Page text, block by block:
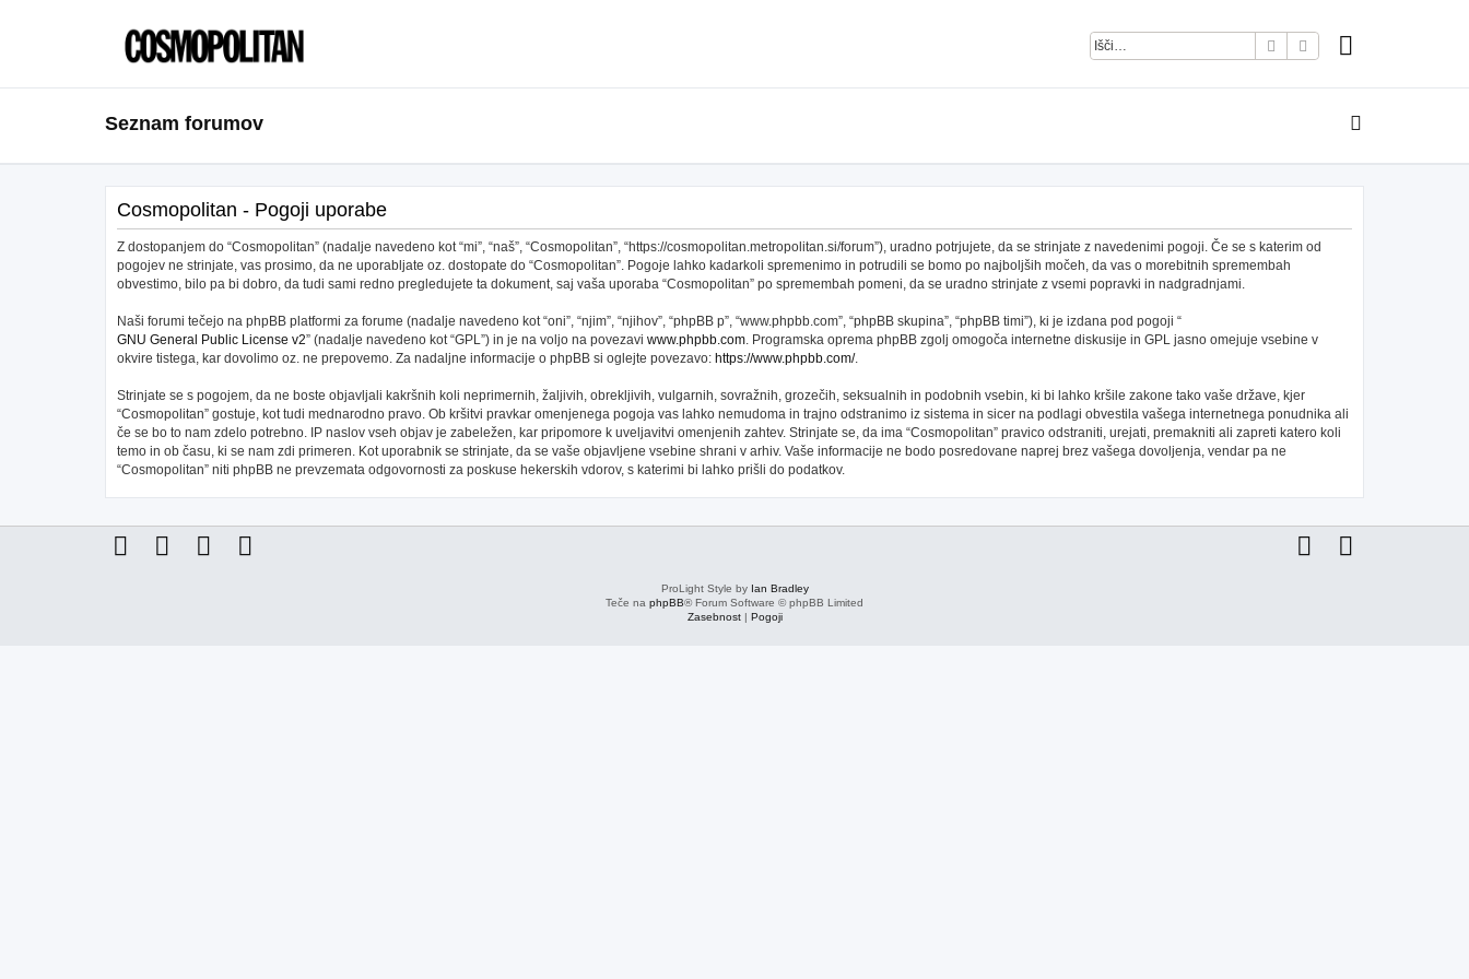
IskanjeNapredno iskanje
Seznam forumov
Cosmopolitan - Pogoji uporabe
Z dostopanjem do “Cosmopolitan” (nadalje navedeno kot “mi”, “naš”, “Cosmopolitan”, “https://cosmopolitan.metropolitan.si/forum”), uradno potrjujete, da se strinjate z navedenimi pogoji. Če se s katerim od
pogojev ne strinjate, vas prosimo, da ne uporabljate oz. dostopate do “Cosmopolitan”. Pogoje lahko kadarkoli spremenimo in potrudili se bomo po najboljših močeh, da vas o morebitnih spremembah
obvestimo, bilo pa bi dobro, da tudi sami redno pregledujete ta dokument, saj vaša uporaba “Cosmopolitan” po spremembah pomeni, da se uradno strinjate z vsemi popravki in nadgradnjami.
Naši forumi tečejo na phpBB platformi za forume (nadalje navedeno kot “oni”, “njim”, “njihov”, “phpBB p”, “www.phpbb.com”, “phpBB skupina”, “phpBB timi”), ki je izdana pod pogoji “
GNU General Public License v2” (nadalje navedeno kot “GPL”) in je na voljo na povezavi www.phpbb.com. Programska oprema phpBB zgolj omogoča internetne diskusije in GPL jasno omejuje vsebine v
okvire tistega, kar dovolimo oz. ne prepovemo. Za nadaljne informacije o phpBB si oglejte povezavo: https://www.phpbb.com/.
Strinjate se s pogojem, da ne boste objavljali kakršnih koli neprimernih, žaljivih, obrekljivih, vulgarnih, sovražnih, grozečih, seksualnih in podobnih vsebin, ki bi lahko kršile zakone tako vaše države, kjer
“Cosmopolitan” gostuje, kot tudi mednarodno pravo. Ob kršitvi pravkar omenjenega pogoja vas lahko nemudoma in trajno odstranimo iz sistema in sicer na podlagi obvestila vašega internetnega ponudnika ali
če se bo to nam zdelo potrebno. IP naslov vseh objav je zabeležen, kar pripomore k uveljavitvi omenjenih zahtev. Strinjate se, da ima “Cosmopolitan” pravico odstraniti, urejati, premakniti ali zapreti katero koli
temo in ob času, ki se nam zdi primeren. Kot uporabnik se strinjate, da se vaše objavljene vsebine shrani v arhiv. Vaše informacije ne bodo posredovane naprej brez vašega dovoljenja, vendar pa ne
“Cosmopolitan” niti phpBB ne prevzemata odgovornosti za poskuse hekerskih vdorov, s katerimi bi lahko prišli do podatkov.
ProLight Style by Ian Bradley
Teče na phpBB® Forum Software © phpBB Limited
Zasebnost| Pogoji